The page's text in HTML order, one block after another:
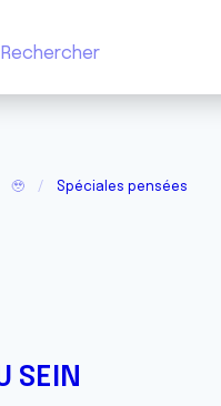
🥹 Spéciales pensées
SEIN